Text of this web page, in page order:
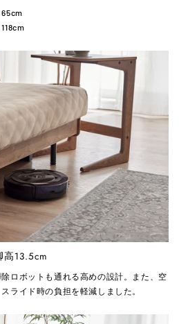
13.5cm
ロボットも通れる高めの設計。また、空
ライド時の負担を軽減しました。